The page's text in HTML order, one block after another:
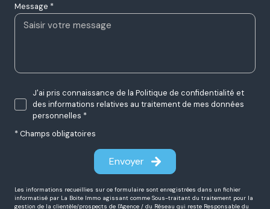
Motif
J'ai pris connaissance de la Politique de confidentialité et
des informations relatives au traitement de mes données
* Champs obligatoires
Envoyer